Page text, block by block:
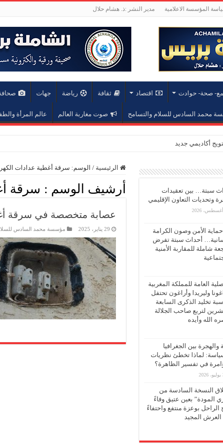
المؤسسة الاعلامية مدير النشر :ذ. هشام حلال
صحة- حوادت اقتصاد ثقافة رياضة جهات
محمد السادس للسلام والتسامح صوت مغاربة العالم عالم المرأة
أكاديمي جديد بجامعة محمد الخامس
الرئيسية / الوسم: سرقة أغطية عدادات
أرشيف الوسم : سرقة
عصابة متخصصة في سرقة
29 يناير، 2025 مؤسسة محمد السادس
سبتة… بين تعقيدات
وتحديات التعاون الإقليمي
الأمن وصون الكرامة
أحداث سبتة تفرض
شاملة للمقاربة الأمنية
العامة للمملكة المغربية
وليريدا وأراغون تحتفل
تخليد الذكرى السابعة
لتربع صاحب الجلالة
الله وأيده
والهجرة بين الجغرافيا
لماذا تخطئ نظريات
في تفسير الظاهرة؟
النسخة السادسة من
المودة” بعين عتيق وفاءً
الراحل بوعزة منتفع واحتفاءً
العرش المجيد